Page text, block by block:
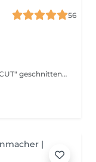
56
Auf Wunsch wird Ihr Haar mit "THE CARECUT" geschnitten, Aufpreis: +10€ Informationsvideo "THE CARECUT" oben Video anklicken